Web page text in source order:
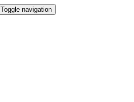
Toggle navigation